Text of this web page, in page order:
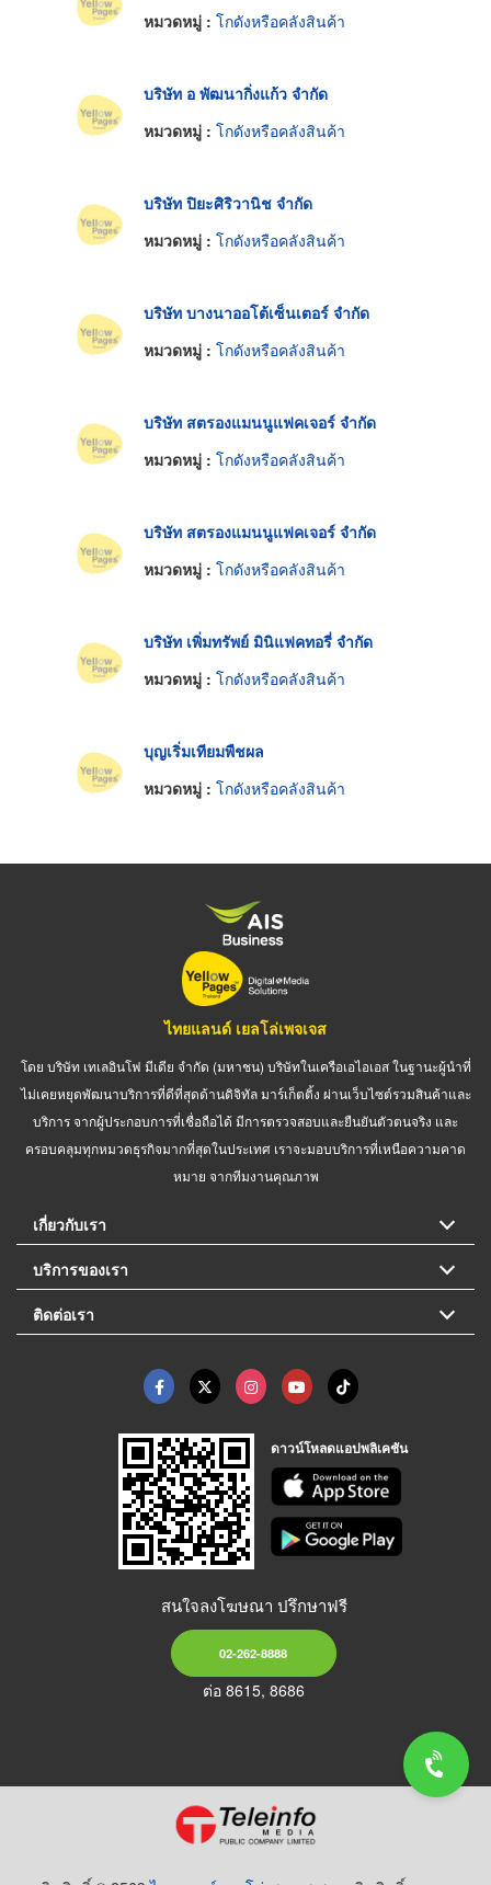
หมวดหมู่ : โกดังหรือคลังสินค้า
บริษัท อ พัฒนากิ่งแก้ว จำกัด
หมวดหมู่ : โกดังหรือคลังสินค้า
บริษัท ปิยะศิริวานิช จำกัด
หมวดหมู่ : โกดังหรือคลังสินค้า
บริษัท บางนาออโต้เซ็นเตอร์ จำกัด
หมวดหมู่ : โกดังหรือคลังสินค้า
บริษัท สตรองแมนนูแฟคเจอร์ จำกัด
หมวดหมู่ : โกดังหรือคลังสินค้า
บริษัท สตรองแมนนูแฟคเจอร์ จำกัด
หมวดหมู่ : โกดังหรือคลังสินค้า
บริษัท เพิ่มทรัพย์ มินิแฟคทอรี่ จำกัด
หมวดหมู่ : โกดังหรือคลังสินค้า
บุญเริ่มเทียมพืชผล
หมวดหมู่ : โกดังหรือคลังสินค้า
ไทยแลนด์ เยลโล่เพจเจส
โดย บริษัท เทเลอินโฟ มีเดีย จำกัด (มหาชน) บริษัทในเครือเอไอเอส ในฐานะผู้นำที่
ไม่เคยหยุดพัฒนาบริการที่ดีที่สุดด้านดิจิทัล มาร์เก็ตติ้ง ผ่านเว็บไซต์รวมสินค้าและ
บริการ จากผู้ประกอบการที่เชื่อถือได้ มีการตรวจสอบและยืนยันตัวตนจริง และ
ครอบคลุมทุกหมวดธุรกิจมากที่สุดในประเทศ เราจะมอบบริการที่เหนือความคาด
หมาย จากทีมงานคุณภาพ
เกี่ยวกับเรา
บริการของเรา
ติดต่อเรา
ดาวน์โหลดแอปพลิเคชัน
สนใจลงโฆษณา ปรึกษาฟรี
02-262-8888
ต่อ 8615, 8686